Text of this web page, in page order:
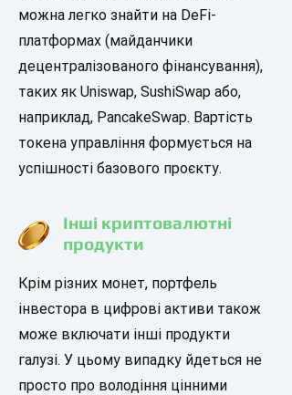
можна легко знайти на DeFi-
платформах (майданчики
децентралізованого фінансування),
таких як Uniswap, SushiSwap або,
наприклад, PancakeSwap. Вартість
токена управління формується на
успішності базового проєкту.
Інші криптовалютні
продукти
Крім різних монет, портфель
інвестора в цифрові активи також
може включати інші продукти
галузі. У цьому випадку йдеться не
просто про володіння цінними